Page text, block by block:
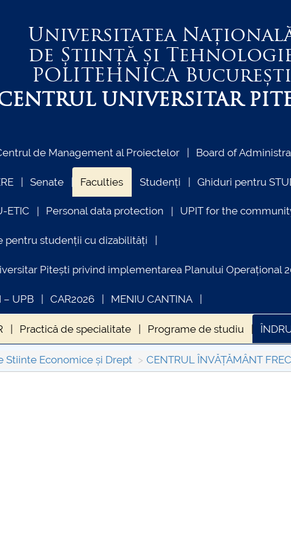
Universitatea
de Știință și
POLITEHNICABucurești
UNIVERSITAR
de Management al Proiectelor Board of
Senate Faculties Studenți Ghiduri pentru
ETIC Personal data protection UPIT for the
pentru studenții cu dizabilități
Pitești privind implementarea Planului Operațional
– UPB CAR2026 MENIU CANTINA
Practică de specialitate Programe de studiu
Stiinte Economice și Drept CENTRUL ÎNVĂȚĂMÂNT